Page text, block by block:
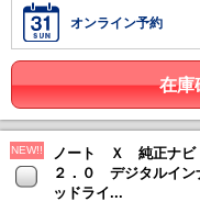
オンライン予約
在庫
NEW!!
ノート Ｘ 純正ナビ
２．０ デジタルイ
ッドライ...